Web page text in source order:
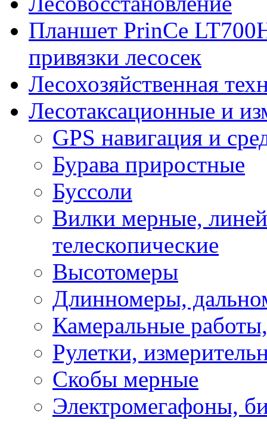
Планшет PrinCe
привязки лесосек
Лесохозяйственная
Лесотаксационные и
GPS навигация и
Бурава приростные
Буссоли
Вилки мерные,
телескопические
Высотомеры
Длинномеры,
Камеральные
Рулетки,
Скобы мерные
Электромегафоны,